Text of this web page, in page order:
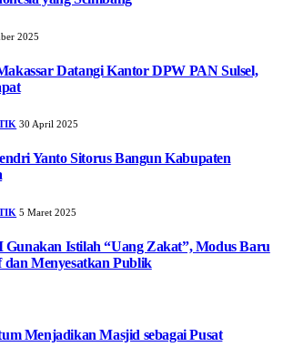
2025
Datangi Kantor DPW PAN Sulsel,
30 April 2025
Yanto Sitorus Bangun Kabupaten
5 Maret 2025
Istilah “Uang Zakat”, Modus Baru
Menyesatkan Publik
Menjadikan Masjid sebagai Pusat